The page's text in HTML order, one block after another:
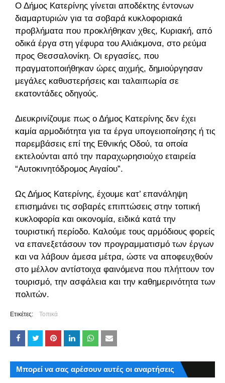
Ο Δήμος Κατερίνης γίνεται αποδέκτης έντονων
διαμαρτυριών για τα σοβαρά κυκλοφοριακά
προβλήματα που προκλήθηκαν χθες, Κυριακή, από
οδικά έργα στη γέφυρα του Αλιάκμονα, στο ρεύμα
προς Θεσσαλονίκη. Οι εργασίες, που
πραγματοποιήθηκαν ώρες αιχμής, δημιούργησαν
μεγάλες καθυστερήσεις και ταλαιπωρία σε
εκατοντάδες οδηγούς.
Διευκρινίζουμε πως ο Δήμος Κατερίνης δεν έχει
καμία αρμοδιότητα για τα έργα υπογειοποίησης ή τις
παρεμβάσεις επί της Εθνικής Οδού, τα οποία
εκτελούνται από την παραχωρησιούχο εταιρεία
“Αυτοκινητόδρομος Αιγαίου”.
Ως Δήμος Κατερίνης, έχουμε κατ’ επανάληψη
επισημάνει τις σοβαρές επιπτώσεις στην τοπική
κυκλοφορία και οικονομία, ειδικά κατά την
τουριστική περίοδο. Καλούμε τους αρμόδιους φορείς
να επανεξετάσουν τον προγραμματισμό των έργων
και να λάβουν άμεσα μέτρα, ώστε να αποφευχθούν
στο μέλλον αντίστοιχα φαινόμενα που πλήττουν τον
τουρισμό, την ασφάλεια και την καθημερινότητα των
πολιτών.
Ετικέτες: Τοπικά
Μπορεί να σας αρέσουν αυτές οι αναρτήσεις